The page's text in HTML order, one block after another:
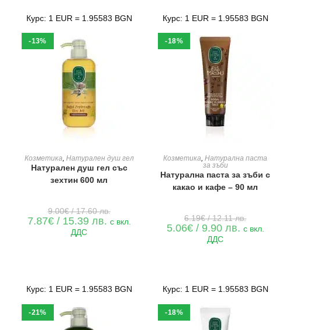
Курс: 1 EUR = 1.95583 BGN
-13%
ДОБАВЯНЕ В КОЛИЧКАТА
Козметика Натурален душ гел
Натурален душ гел със
зехтин 600 мл
9.00€/ 17.60 лв.
price
was:
7.87€/ 15.39 лв. Текущата
цена
с вкл.
ДДС
Курс: 1 EUR = 1.95583 BGN
-18%
ДОБАВЯНЕ В КОЛИЧКАТА
Козметика ,Натурална паста
за зъби
Натурална паста за зъби с
какао и кафе – 90 мл
6.19€/ 12.11 лв.
was:
5.06€/ 9.90 лв. Текущата
цена
с вкл.
ДДС
Курс: 1 EUR = 1.95583 BGN
-21%
Курс: 1 EUR = 1.95583 BGN
-18%